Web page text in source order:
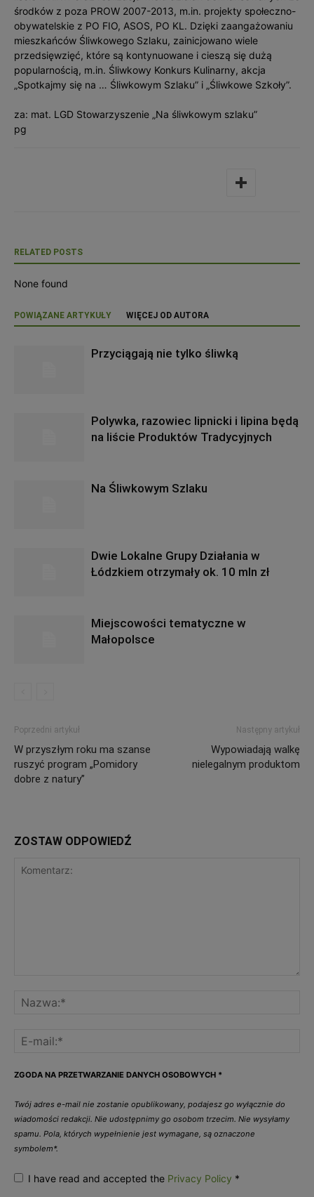
środków z poza PROW 2007-2013, m.in. projekty społeczno-
obywatelskie z PO FIO, ASOS, PO KL. Dzięki zaangażowaniu
mieszkańców Śliwkowego Szlaku, zainicjowano wiele
przedsięwzięć, które są kontynuowane i cieszą się dużą
popularnością, m.in. Śliwkowy Konkurs Kulinarny, akcja
„Spotkajmy się na … Śliwkowym Szlaku” i „Śliwkowe Szkoły”.
za: mat. LGD Stowarzyszenie „Na śliwkowym szlaku”
pg
RELATED POSTS
None found
POWIĄZANE ARTYKUŁY WIĘCEJ OD AUTORA
Przyciągają nie tylko śliwką
Polywka, razowiec lipnicki i lipina będą
na liście Produktów Tradycyjnych
Na Śliwkowym Szlaku
Dwie Lokalne Grupy Działania w
Łódzkiem otrzymały ok. 10 mln zł
Miejscowości tematyczne w
Małopolsce
Poprzedni artykuł
W przyszłym roku ma szanse
ruszyć program „Pomidory
dobre z natury”
Następny artykuł
Wypowiadają walkę
nielegalnym produktom
ZOSTAW ODPOWIEDŹ
ZGODA NA PRZETWARZANIE DANYCH OSOBOWYCH *
Twój adres e-mail nie zostanie opublikowany, podajesz go wyłącznie do
wiadomości redakcji. Nie udostępnimy go osobom trzecim. Nie wysyłamy
spamu. Pola, których wypełnienie jest wymagane, są oznaczone
symbolem*.
I have read and accepted the Privacy Policy *